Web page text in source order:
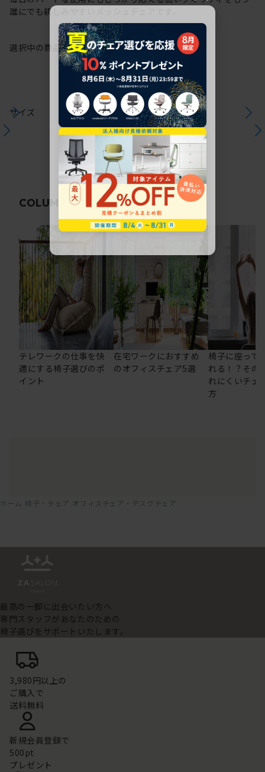
誰にでも親しみやすいメッシュチェアです。
選択中の商品情報保証注意事項
サイズ
COLUMN 関連コラム
テレワークの仕事を快
適にする椅子選びのポ
イント
在宅ワークにおすすめ
のオフィスチェア5選
椅子に座って
れる！？その
れにくいチェ
方
ホーム 椅子・チェア オフィスチェア・デスクチェア
最高の一脚に出会いたい方へ
専門スタッフがあなたのための
椅子選びをサポートいたします。
3,980円以上の
ご購入で
送料無料
新規会員登録で
500pt
プレゼント